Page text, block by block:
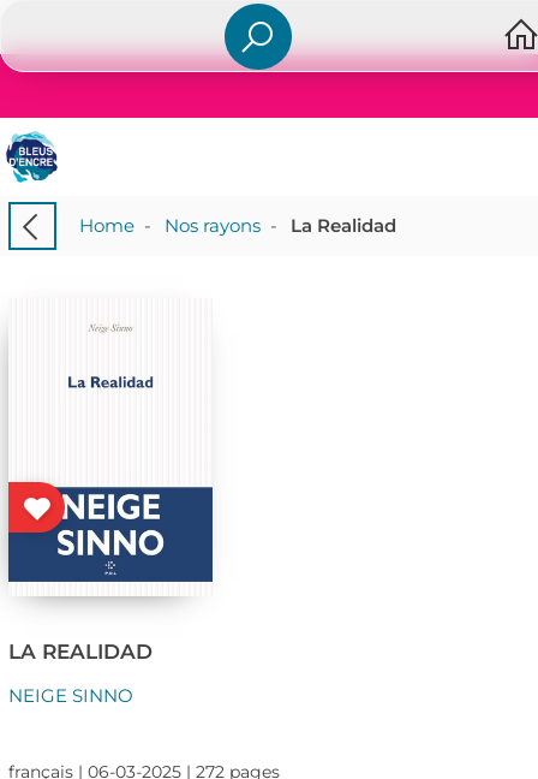
Home- Nos rayons- La Realidad
LA REALIDAD
NEIGE SINNO
français | 06-03-2025 | 272 pages